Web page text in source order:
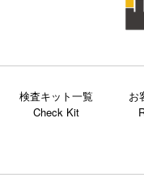
検査キット一覧 お